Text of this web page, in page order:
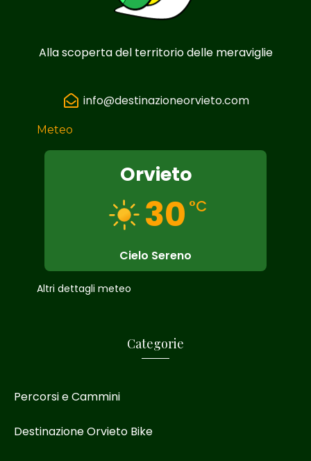
Alla scoperta del territorio delle meraviglie
info@destinazioneorvieto.com
Meteo
Orvieto
30 °C
Cielo Sereno
Altri dettagli meteo
Categorie
Percorsi e Cammini
Destinazione Orvieto Bike